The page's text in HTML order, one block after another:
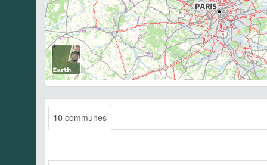
10 communes